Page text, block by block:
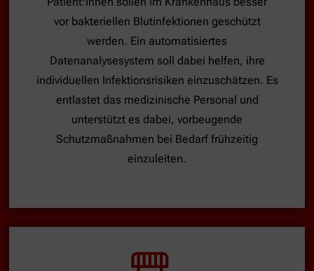
vor bakteriellen Blutinfektionen geschützt
werden. Ein automatisiertes
Datenanalysesystem soll dabei helfen, ihre
individuellen Infektionsrisiken einzuschätzen. Es
entlastet das medizinische Personal und
unterstützt es dabei, vorbeugende
Schutzmaßnahmen bei Bedarf frühzeitig
einzuleiten.